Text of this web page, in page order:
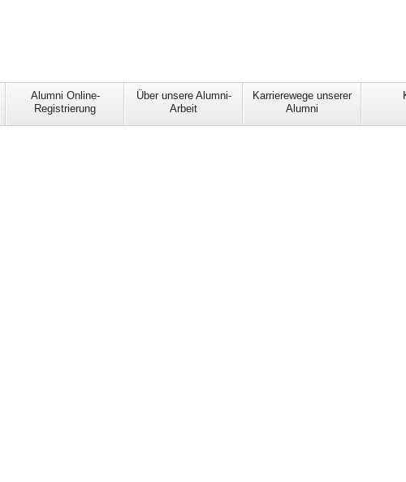
Alumni Online-
Registrierung
Über unsere Alumni-
Arbeit
Karrierewege unserer
Alumni